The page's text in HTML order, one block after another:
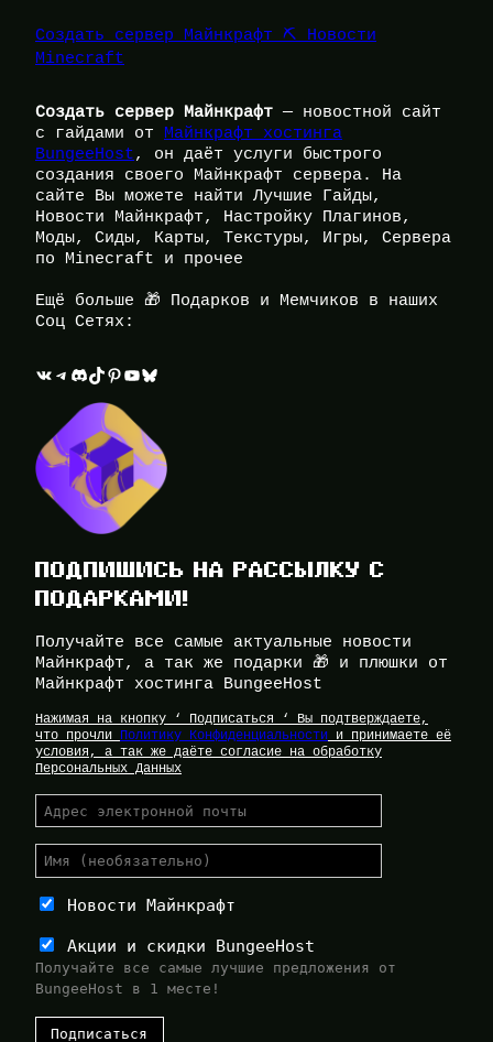
Создать сервер Майнкрафт ⛏️ Новости
Minecraft
Создать сервер Майнкрафт — новостной сайт
с гайдами от Майнкрафт хостинга
BungeeHost, он даёт услуги быстрого
создания своего Майнкрафт сервера. На
сайте Вы можете найти Лучшие Гайды,
Новости Майнкрафт, Настройку Плагинов,
Моды, Сиды, Карты, Текстуры, Игры, Сервера
по Minecraft и прочее
Ещё больше 🎁 Подарков и Мемчиков в наших
Соц Сетях:
ВКонтакте Telegram Discord TikTok Pinterest YouTube Bluesky
ПОДПИШИСЬ НА РАССЫЛКУ С
ПОДАРКАМИ!
Получайте все самые актуальные новости
Майнкрафт, а так же подарки 🎁 и плюшки от
Майнкрафт хостинга BungeeHost
Нажимая на кнопку ‘ Подписаться ‘ Вы подтверждаете,
что прочли Политику Конфиденциальности и принимаете её
условия, а так же даёте согласие на обработку
Персональных Данных
Новости Майнкрафт
Акции и скидки BungeeHost
Получайте все самые лучшие предложения от
BungeeHost в 1 месте!